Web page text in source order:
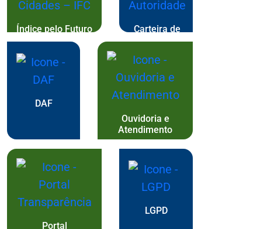
Índice pelo Futuro
das Cidades – IFC
Carteira de
Autoridade
DAF
Ouvidoria e
Atendimento
Portal
LGPD